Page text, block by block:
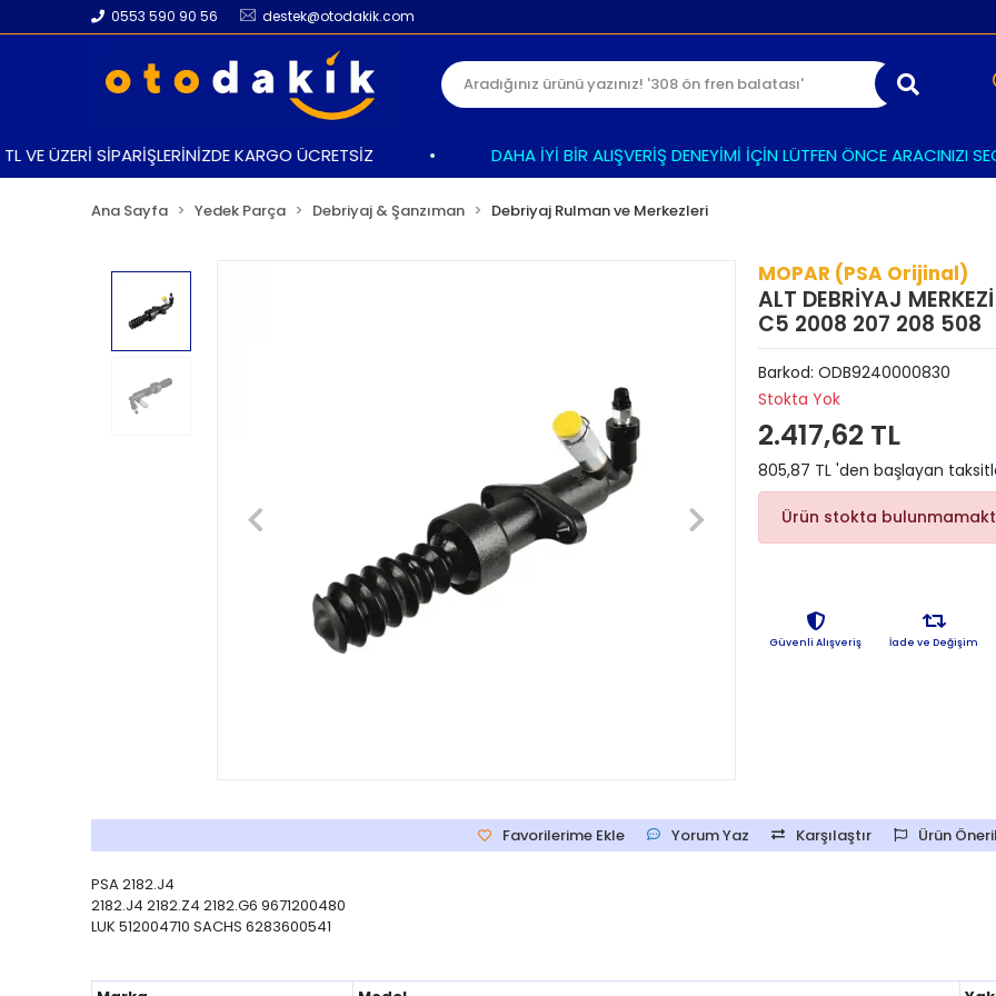
ÜZERİ SİPARİŞLERİNİZDE KARGO ÜCRETSİZ DAHA İYİ BİR ALIŞVERİŞ DENEYİMİ İÇİN LÜTFEN ÖNCE ARACINIZI
0553 590 90 56 destek@otodakik.com
Ana Sayfa Yedek Parça Debriyaj & Şanzıman Debriyaj Rulman ve Merkezleri
MOPAR (PSA Orijinal)
ALT DEBRİYAJ
C5 2008 207 208 508
Barkod: ODB9240000830
Stokta Yok
2.417,62 TL
805,87 TL 'den başlayan
Ürün stokta
Güvenli Alışveriş İade ve Değişim
Favorilerime Ekle Yorum Yaz Karşılaştır Ürün
PSA 2182.J4
2182.J4 2182.Z4 2182.G6 9671200480
LUK 512004710 SACHS 6283600541